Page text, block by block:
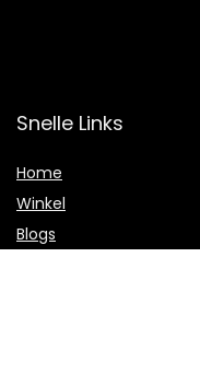
Snelle Links
Home
Winkel
Blogs